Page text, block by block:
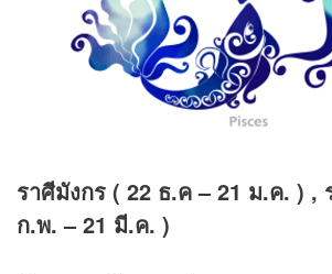
ราศีมังกร ( 22 ธ.ค – 21 ม.ค. ) ,
ก.พ. – 21 มี.ค. )